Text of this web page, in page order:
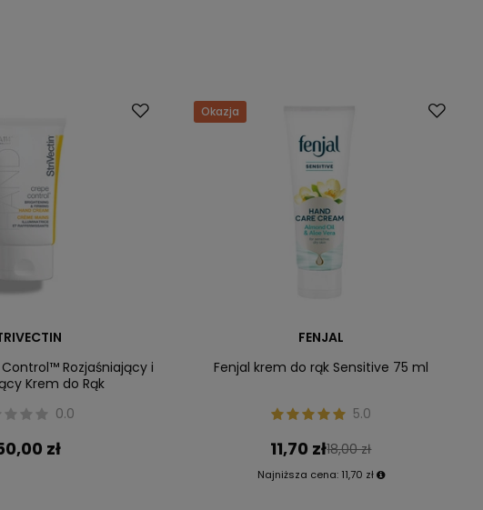
Rozjaśniający i
Krem do Rąk
0.0
zł
Okazja
FENJAL
Fenjal krem do rąk Sensitive 75 ml
5.0
11,70 zł18,00 zł
Najniższa cena: 11,70 zł